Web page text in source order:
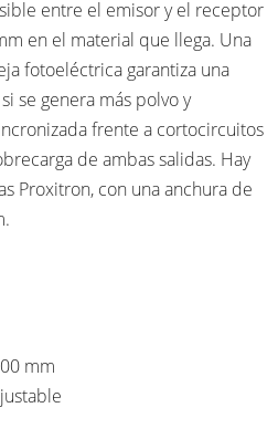
entre el emisor y el receptor
en el material que llega. Una
fotoeléctrica garantiza una
se genera más polvo y
frente a cortocircuitos
de ambas salidas. Hay
Proxitron, con una anchura de
mm